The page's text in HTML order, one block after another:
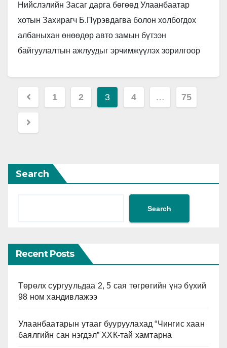
Нийслэлийн Засаг дарга бөгөөд Улаанбаатар
хотын Захирагч Б.Пүрэвдагва болон холбогдох
албаныхан өнөөдөр авто замын бүтээн
байгуулалтын ажлуудыг эрчимжүүлэх зорилгоор
Posts
pagination
1 2 3 4 … 75
Search
Search
Recent Posts
Төрөлх сургуульдаа 2, 5 сая төгрөгийн үнэ бүхий
98 ном хандивлажээ
Улаанбаатарын утааг бууруулахад “Чингис хаан
баялгийн сан нэгдэл” ХХК-тай хамтарна